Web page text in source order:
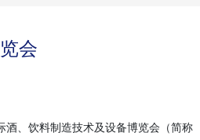
会
、饮料制造技术及设备博览会（简称